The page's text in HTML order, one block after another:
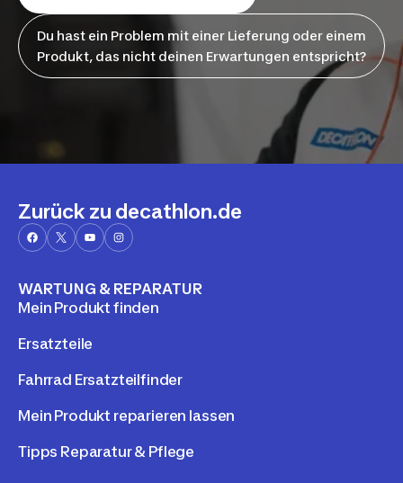
Du hast ein Problem mit einer Lieferung oder einem
Produkt, das nicht deinen Erwartungen entspricht?
Zurück zu decathlon.de
WARTUNG & REPARATUR
Mein Produkt finden
Ersatzteile
Fahrrad Ersatzteilfinder
Mein Produkt reparieren lassen
Tipps Reparatur & Pflege